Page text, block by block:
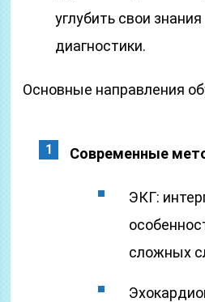
углубить свои
диагностики.
Основные направления
Современные
ЭКГ:
сложных